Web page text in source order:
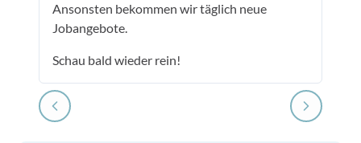
Ansonsten bekommen wir täglich neue
Jobangebote.
Schau bald wieder rein!